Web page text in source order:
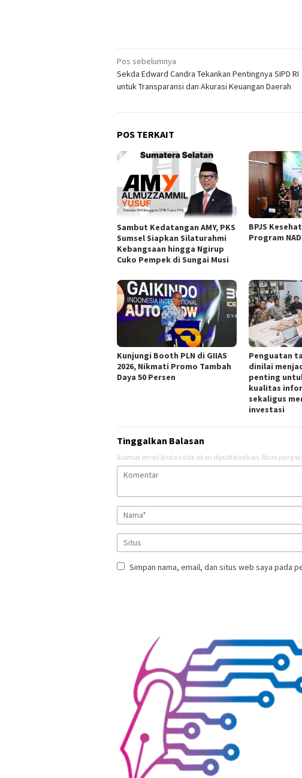
Navigasi
pos
Pos sebelumnya
Sekda Edward Candra Tekankan Pentingnya SIPD RI
untuk Transparansi dan Akurasi Keuangan Daerah
POS TERKAIT
Sambut Kedatangan AMY, PKS
Sumsel Siapkan Silaturahmi
Kebangsaan hingga Ngirup
Cuko Pempek di Sungai Musi
BPJS
Program
Kunjungi Booth PLN di GIIAS
2026, Nikmati Promo Tambah
Daya 50 Persen
Penguatan
dinilai
penting
kualitas
sekaligus
investasi
Tinggalkan Balasan
Alamat email Anda tidak akan dipublikasikan. Ruas yang
Simpan nama, email, dan situs web saya pada